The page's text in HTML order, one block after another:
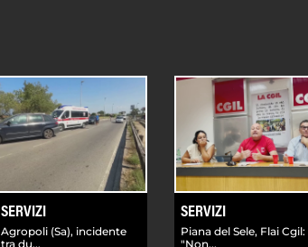
SERVIZI
Agropoli (Sa), incidente
tra du...
SERVIZI
Piana del Sele, Flai Cgil:
"Non...